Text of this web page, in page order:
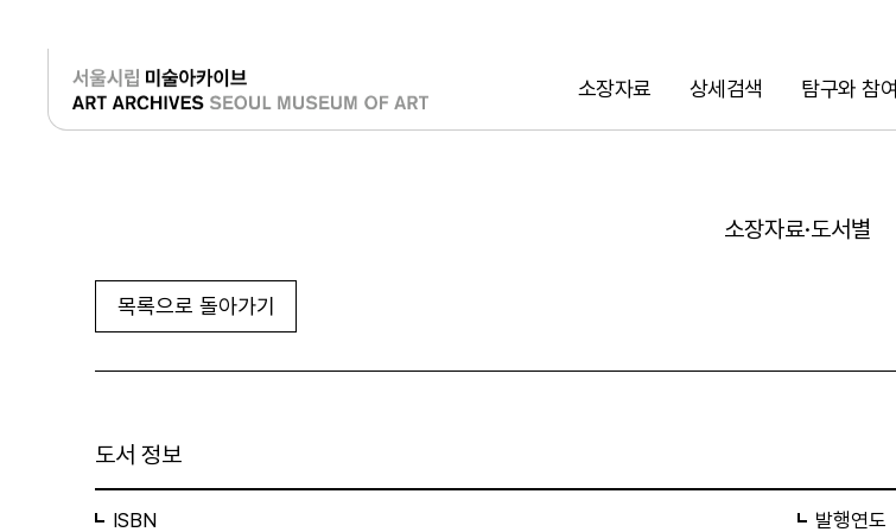
소장자료 상세검색 탐구와 참여
검색
로그인
소장자료·도서별
목록으로 돌아가기
도서 정보
ISBN 발행연도